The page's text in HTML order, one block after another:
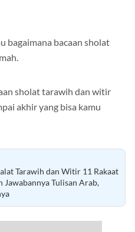
bagaimana bacaan sholat
sholat tarawih dan witir
akhir yang bisa kamu
Tarawih dan Witir 11 Rakaat
Jawabannya Tulisan Arab,